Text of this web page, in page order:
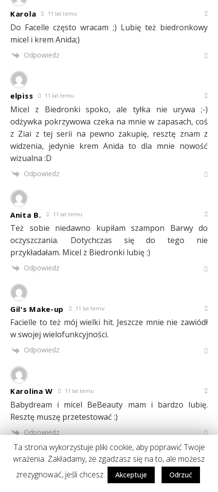
Karola 11 lat temu
Do Facelle często wracam ;) Lubię też biedronkowy
micel i krem Anida;)
Odpowiedz
elpiss 11 lat temu
Micel z Biedronki spoko, ale tyłka nie urywa ;-)
odżywka pokrzywowa czeka na mnie w zapasach, coś
z Ziai z tej serii na pewno zakupię, resztę znam z
widzenia, jedynie krem Anida to dla mnie nowość
wizualna :D
Odpowiedz
Anita B. 11 lat temu
Też sobie niedawno kupiłam szampon Barwy do
oczyszczania. Dotychczas się do tego nie
przykładałam. Micel z Biedronki lubię :)
Odpowiedz
Gil's Make-up 11 lat temu
Facielle to też mój wielki hit. Jeszcze mnie nie zawiódł
w swojej wielofunkcyjności.
Odpowiedz
Karolina W 11 lat temu
Babydream i micel BeBeauty mam i bardzo lubię.
Resztę muszę przetestować :)
Odpowiedz
Una 11 lat temu
Ta strona wykorzystuje pliki cookie, aby poprawić Twoje
wrażenia. Zakładamy, że zgadzasz się na to, ale możesz
zrezygnować, jeśli chcesz.
Akceptuje Odrzuć